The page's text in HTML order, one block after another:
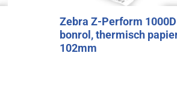
Zebra Z-Perform
bonrol, thermisch
102mm